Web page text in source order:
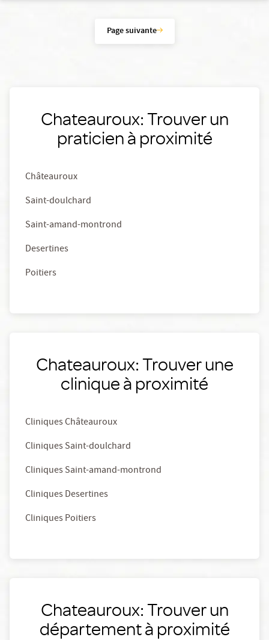
Page suivante
Chateauroux: Trouver un
praticien à proximité
Châteauroux
Saint-doulchard
Saint-amand-montrond
Desertines
Poitiers
Chateauroux: Trouver une
clinique à proximité
Cliniques Châteauroux
Cliniques Saint-doulchard
Cliniques Saint-amand-montrond
Cliniques Desertines
Cliniques Poitiers
Chateauroux: Trouver un
département à proximité